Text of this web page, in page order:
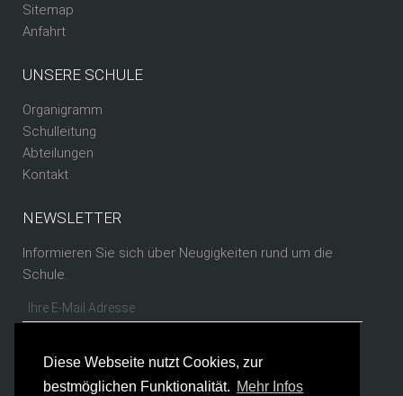
Diese Webseite nutzt Cookies, zur
bestmöglichen Funktionalität. Mehr Infos
Sitemap
Anfahrt
UNSERE SCHULE
Organigramm
Schulleitung
Abteilungen
Kontakt
NEWSLETTER
Informieren Sie sich über Neugigkeiten rund um die
Schule.